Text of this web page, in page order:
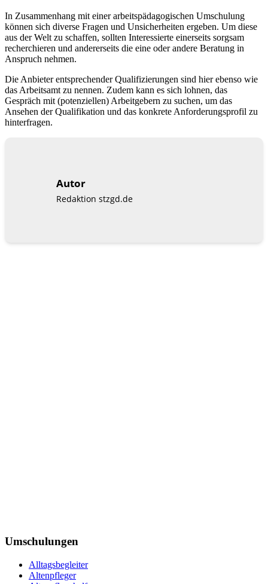
In Zusammenhang mit einer arbeitspädagogischen Umschulung
können sich diverse Fragen und Unsicherheiten ergeben. Um diese
aus der Welt zu schaffen, sollten Interessierte einerseits sorgsam
recherchieren und andererseits die eine oder andere Beratung in
Anspruch nehmen.
Die Anbieter entsprechender Qualifizierungen sind hier ebenso wie
das Arbeitsamt zu nennen. Zudem kann es sich lohnen, das
Gespräch mit (potenziellen) Arbeitgebern zu suchen, um das
Ansehen der Qualifikation und das konkrete Anforderungsprofil zu
hinterfragen.
Autor
Redaktion stzgd.de
Umschulungen
Alltagsbegleiter
Altenpfleger